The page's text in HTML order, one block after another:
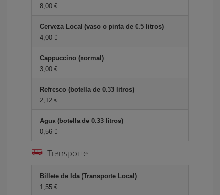
8,00
Cerveza Local (vaso o pinta de 0.5 litros)
4,00
Cappuccino (normal)
3,00
Refresco (botella de 0.33 litros)
2,12
Agua (botella de 0.33 litros)
0,56
Transporte
Billete de Ida (Transporte Local)
1,55